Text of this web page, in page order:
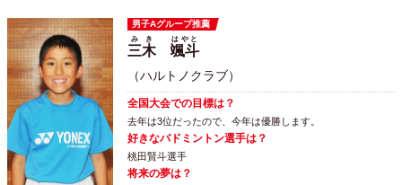
男子Aグループ推薦
三木
みき
颯斗
はやと
（ハルトノクラブ）
全国大会での目標は？
去年は3位だったので、今年は優勝します。
好きなバドミントン選手は？
桃田賢斗選手
将来の夢は？